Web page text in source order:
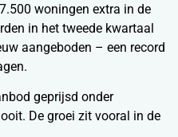
woningen extra in de
in het tweede kwartaal
aangeboden – een record
geprijsd onder
De groei zit vooral in de